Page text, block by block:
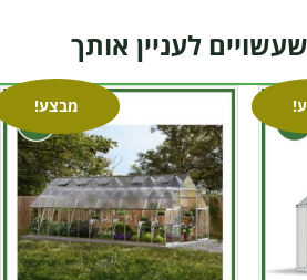
לעניין אותך
מבצע!